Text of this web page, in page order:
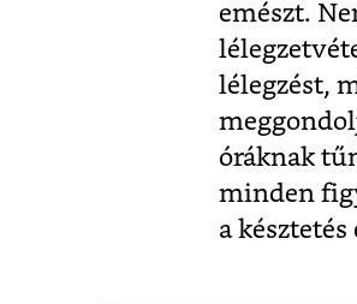
emészt.
lélegzést,
óráknak
minden
a